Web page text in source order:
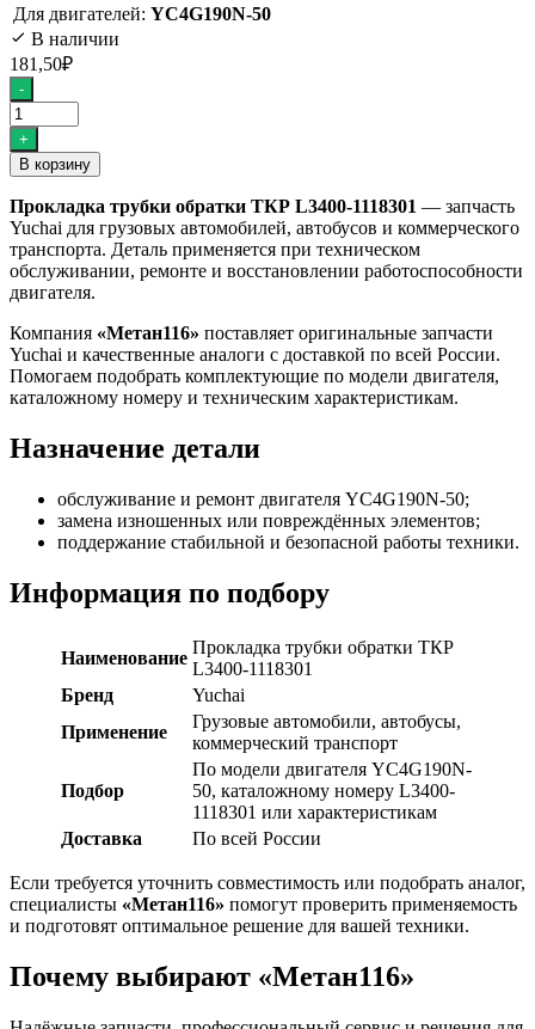
Для двигателей: YC4G190N-50
В наличии
181,50₽
Количество
товара
Прокладка
трубки
обратки
L3400-
1118301
-
+
В корзину
Прокладка трубки обратки ТКР L3400-1118301 — запчасть
Yuchai для грузовых автомобилей, автобусов и коммерческого
транспорта. Деталь применяется при техническом
обслуживании, ремонте и восстановлении работоспособности
двигателя.
Компания «Метан116» поставляет оригинальные запчасти
Yuchai и качественные аналоги с доставкой по всей России.
Помогаем подобрать комплектующие по модели двигателя,
каталожному номеру и техническим характеристикам.
Назначение детали
обслуживание и ремонт двигателя YC4G190N-50;
замена изношенных или повреждённых элементов;
поддержание стабильной и безопасной работы техники.
Информация по подбору
Наименование
Прокладка трубки обратки ТКР
L3400-1118301
Бренд
Yuchai
Применение
Грузовые автомобили, автобусы,
коммерческий транспорт
Подбор
По модели двигателя YC4G190N-
50, каталожному номеру L3400-
1118301 или характеристикам
Доставка
По всей России
Если требуется уточнить совместимость или подобрать аналог,
специалисты «Метан116» помогут проверить применяемость
и подготовят оптимальное решение для вашей техники.
Почему выбирают «Метан116»